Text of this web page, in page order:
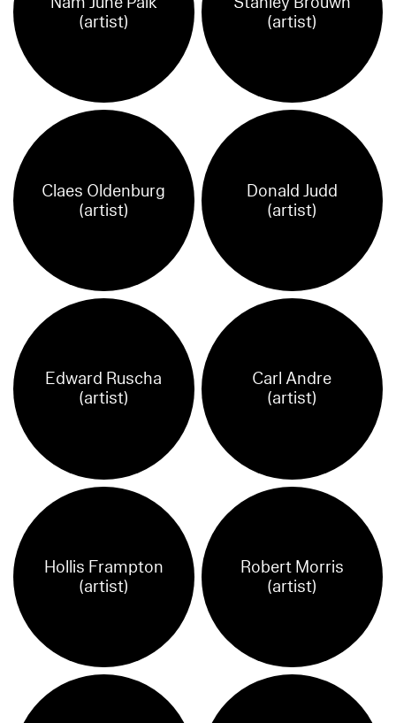
(artist)
(artist)
Claes Oldenburg
(artist)
Donald Judd
(artist)
Edward Ruscha
(artist)
Carl Andre
(artist)
Hollis Frampton
(artist)
Robert Morris
(artist)